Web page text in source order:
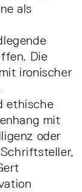
als
Die
ironischer
ethische
mit
oder